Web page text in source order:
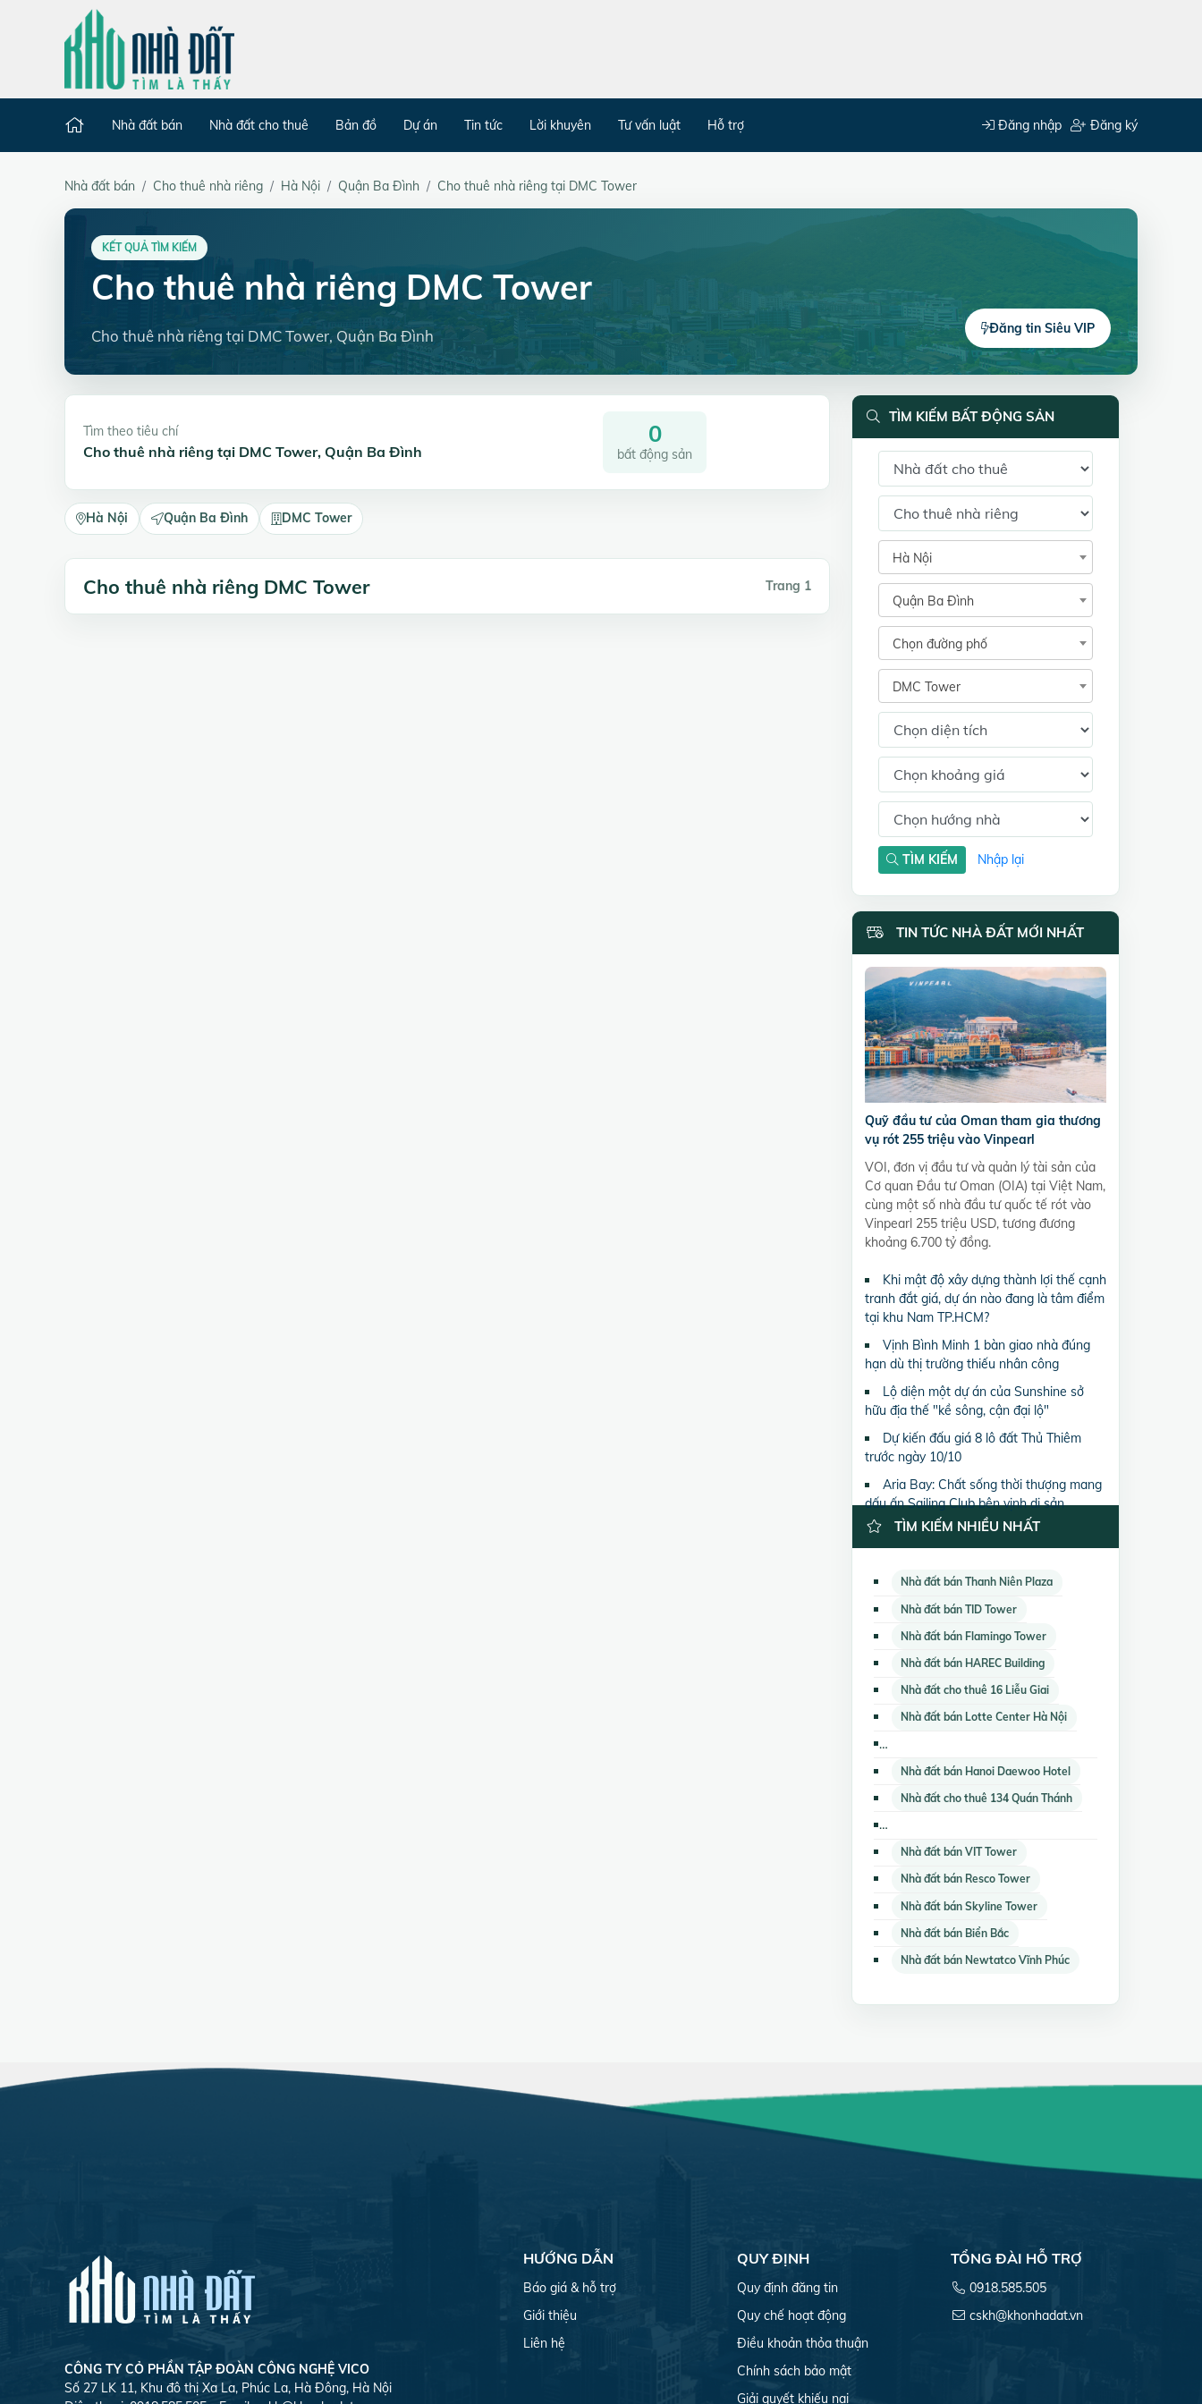
Nhà đất bán Nhà đất cho thuê Bản đồ Dự án Tin tức Lời khuyên Tư vấn luật Hỗ trợ Đăng nhập Đăng ký
Nhà đất bán Cho thuê nhà riêng Hà Nội Quận Ba Đình Cho thuê nhà riêng tại DMC Tower
KẾT QUẢ TÌM KIẾM
Cho thuê nhà riêng DMC Tower
Cho thuê nhà riêng tại DMC Tower, Quận Ba Đình Đăng tin Siêu VIP
Tìm theo tiêu chí
Cho thuê nhà riêng tại DMC Tower, Quận Ba Đình
0
bất động sản
Hà Nội Quận Ba Đình DMC Tower
Cho thuê nhà riêng DMC Tower Trang 1
TÌM KIẾM BẤT ĐỘNG SẢN
Hà Nội
Quận Ba Đình
Chọn đường phố
DMC Tower
TÌM KIẾM Nhập lại
TIN TỨC NHÀ ĐẤT MỚI NHẤT
Quỹ đầu tư của Oman tham gia thương
vụ rót 255 triệu vào Vinpearl
VOI, đơn vị đầu tư và quản lý tài sản của
Cơ quan Đầu tư Oman (OIA) tại Việt Nam,
cùng một số nhà đầu tư quốc tế rót vào
Vinpearl 255 triệu USD, tương đương
khoảng 6.700 tỷ đồng.
Khi mật độ xây dựng thành lợi thế cạnh
tranh đắt giá, dự án nào đang là tâm điểm
tại khu Nam TP.HCM?
Vịnh Bình Minh 1 bàn giao nhà đúng
hạn dù thị trường thiếu nhân công
Lộ diện một dự án của Sunshine sở
hữu địa thế "kề sông, cận đại lộ"
Dự kiến đấu giá 8 lô đất Thủ Thiêm
trước ngày 10/10
Aria Bay: Chất sống thời thượng mang
dấu ấn Sailing Club bên vịnh di sản
TÌM KIẾM NHIỀU NHẤT
Nhà đất bán Thanh Niên Plaza
Nhà đất bán TID Tower
Nhà đất bán Flamingo Tower
Nhà đất bán HAREC Building
Nhà đất cho thuê 16 Liễu Giai
Nhà đất bán Lotte Center Hà Nội
Nhà đất bán Hanoi Daewoo Hotel
Nhà đất cho thuê 134 Quán Thánh
Nhà đất bán VIT Tower
Nhà đất bán Resco Tower
Nhà đất bán Skyline Tower
Nhà đất bán Biển Bắc
Nhà đất bán Newtatco Vĩnh Phúc
CÔNG TY CỎ PHẦN TẬP ĐOÀN CÔNG NGHỆ VICO
Số 27 LK 11, Khu đô thị Xa La, Phúc La, Hà Đông, Hà Nội
HƯỚNG DẪN
Báo giá & hỗ trợ
Giới thiệu
Liên hệ
QUY ĐỊNH
Quy định đăng tin
Quy chế hoạt động
Điều khoản thỏa thuận
Chính sách bảo mật
Giải quyết khiếu nại
TỔNG ĐÀI HỖ TRỢ
0918.585.505
cskh@khonhadat.vn